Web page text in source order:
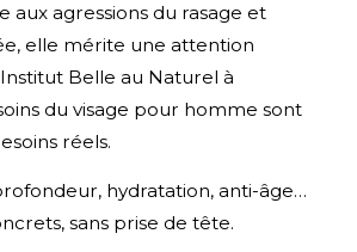
aux agressions du rasage et
elle mérite une attention
Belle au Naturel à
du visage pour homme sont
réels.
hydratation, anti-âge…
sans prise de tête.